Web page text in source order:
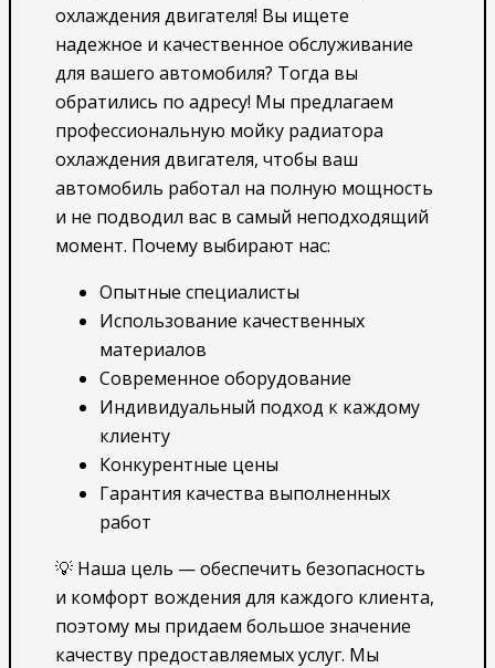
охлаждения двигателя! Вы ищете
надежное и качественное обслуживание
для вашего автомобиля? Тогда вы
обратились по адресу! Мы предлагаем
профессиональную мойку радиатора
охлаждения двигателя, чтобы ваш
автомобиль работал на полную мощность
и не подводил вас в самый неподходящий
момент. Почему выбирают нас:
Опытные специалисты
Использование качественных
материалов
Современное оборудование
Индивидуальный подход к каждому
клиенту
Конкурентные цены
Гарантия качества выполненных
работ
💡 Наша цель — обеспечить безопасность
и комфорт вождения для каждого клиента,
поэтому мы придаем большое значение
качеству предоставляемых услуг. Мы